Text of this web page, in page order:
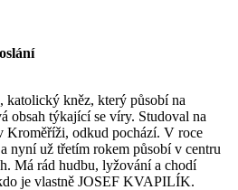
katolický kněz, který působí na
obsah týkající se víry. Studoval na
Kroměříži, odkud pochází. V roce
nyní už třetím rokem působí v centru
Má rád hudbu, lyžování a chodí
je vlastně JOSEF KVAPILÍK.